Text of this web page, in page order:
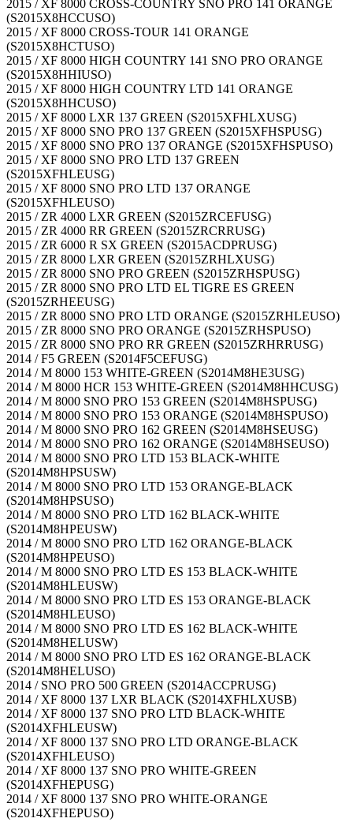
2015 / XF 8000 CROSS-COUNTRY SNO PRO 141 ORANGE
(S2015X8HCCUSO)
2015 / XF 8000 CROSS-TOUR 141 ORANGE
(S2015X8HCTUSO)
2015 / XF 8000 HIGH COUNTRY 141 SNO PRO ORANGE
(S2015X8HHIUSO)
2015 / XF 8000 HIGH COUNTRY LTD 141 ORANGE
(S2015X8HHCUSO)
2015 / XF 8000 LXR 137 GREEN (S2015XFHLXUSG)
2015 / XF 8000 SNO PRO 137 GREEN (S2015XFHSPUSG)
2015 / XF 8000 SNO PRO 137 ORANGE (S2015XFHSPUSO)
2015 / XF 8000 SNO PRO LTD 137 GREEN
(S2015XFHLEUSG)
2015 / XF 8000 SNO PRO LTD 137 ORANGE
(S2015XFHLEUSO)
2015 / ZR 4000 LXR GREEN (S2015ZRCEFUSG)
2015 / ZR 4000 RR GREEN (S2015ZRCRRUSG)
2015 / ZR 6000 R SX GREEN (S2015ACDPRUSG)
2015 / ZR 8000 LXR GREEN (S2015ZRHLXUSG)
2015 / ZR 8000 SNO PRO GREEN (S2015ZRHSPUSG)
2015 / ZR 8000 SNO PRO LTD EL TIGRE ES GREEN
(S2015ZRHEEUSG)
2015 / ZR 8000 SNO PRO LTD ORANGE (S2015ZRHLEUSO)
2015 / ZR 8000 SNO PRO ORANGE (S2015ZRHSPUSO)
2015 / ZR 8000 SNO PRO RR GREEN (S2015ZRHRRUSG)
2014 / F5 GREEN (S2014F5CEFUSG)
2014 / M 8000 153 WHITE-GREEN (S2014M8HE3USG)
2014 / M 8000 HCR 153 WHITE-GREEN (S2014M8HHCUSG)
2014 / M 8000 SNO PRO 153 GREEN (S2014M8HSPUSG)
2014 / M 8000 SNO PRO 153 ORANGE (S2014M8HSPUSO)
2014 / M 8000 SNO PRO 162 GREEN (S2014M8HSEUSG)
2014 / M 8000 SNO PRO 162 ORANGE (S2014M8HSEUSO)
2014 / M 8000 SNO PRO LTD 153 BLACK-WHITE
(S2014M8HPSUSW)
2014 / M 8000 SNO PRO LTD 153 ORANGE-BLACK
(S2014M8HPSUSO)
2014 / M 8000 SNO PRO LTD 162 BLACK-WHITE
(S2014M8HPEUSW)
2014 / M 8000 SNO PRO LTD 162 ORANGE-BLACK
(S2014M8HPEUSO)
2014 / M 8000 SNO PRO LTD ES 153 BLACK-WHITE
(S2014M8HLEUSW)
2014 / M 8000 SNO PRO LTD ES 153 ORANGE-BLACK
(S2014M8HLEUSO)
2014 / M 8000 SNO PRO LTD ES 162 BLACK-WHITE
(S2014M8HELUSW)
2014 / M 8000 SNO PRO LTD ES 162 ORANGE-BLACK
(S2014M8HELUSO)
2014 / SNO PRO 500 GREEN (S2014ACCPRUSG)
2014 / XF 8000 137 LXR BLACK (S2014XFHLXUSB)
2014 / XF 8000 137 SNO PRO LTD BLACK-WHITE
(S2014XFHLEUSW)
2014 / XF 8000 137 SNO PRO LTD ORANGE-BLACK
(S2014XFHLEUSO)
2014 / XF 8000 137 SNO PRO WHITE-GREEN
(S2014XFHEPUSG)
2014 / XF 8000 137 SNO PRO WHITE-ORANGE
(S2014XFHEPUSO)